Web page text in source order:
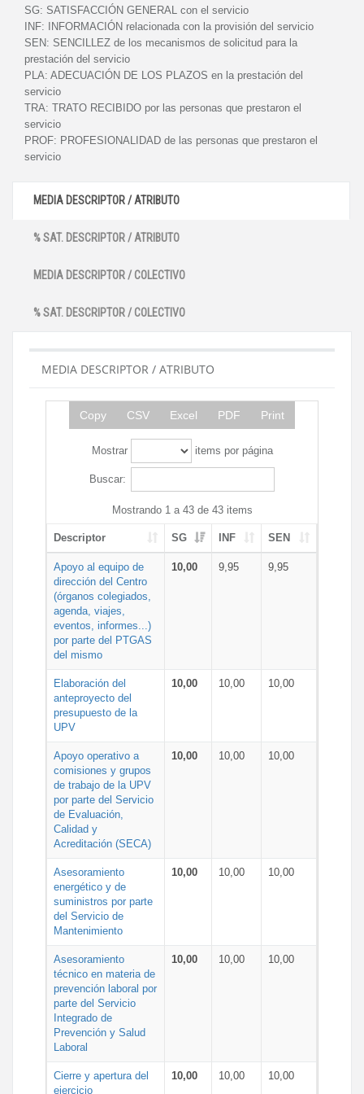
SG: SATISFACCIÓN GENERAL con el servicio
INF:
INFORMACIÓN relacionada con la provisión del servicio
SEN: SENCILLEZ de los mecanismos de solicitud para la
prestación del servicio
PLA: ADECUACIÓN DE LOS PLAZOS en la prestación del
servicio
TRA: TRATO RECIBIDO por las personas que prestaron el
servicio
PROF: PROFESIONALIDAD de las personas que prestaron el
servicio
MEDIA DESCRIPTOR / ATRIBUTO
% SAT. DESCRIPTOR / ATRIBUTO
MEDIA DESCRIPTOR / COLECTIVO
% SAT. DESCRIPTOR / COLECTIVO
MEDIA DESCRIPTOR / ATRIBUTO
Copy CSV Excel PDF Print
Mostrar items por página
Buscar:
Mostrando 1 a 43 de 43 items
Descriptor SG INF SEN
Apoyo al equipo de
dirección del Centro
(órganos colegiados,
agenda, viajes,
eventos, informes...)
por parte del PTGAS
del mismo
10,00 9,95 9,95
Elaboración del
anteproyecto del
presupuesto de la
UPV
10,00 10,00 10,00
Apoyo operativo a
comisiones y grupos
de trabajo de la UPV
por parte del Servicio
de Evaluación,
Calidad y
Acreditación (SECA)
10,00 10,00 10,00
Asesoramiento
energético y de
suministros por parte
del Servicio de
Mantenimiento
10,00 10,00 10,00
Asesoramiento
técnico en materia de
prevención laboral por
parte del Servicio
Integrado de
Prevención y Salud
Laboral
10,00 10,00 10,00
Cierre y apertura del
ejercicio
10,00 10,00 10,00